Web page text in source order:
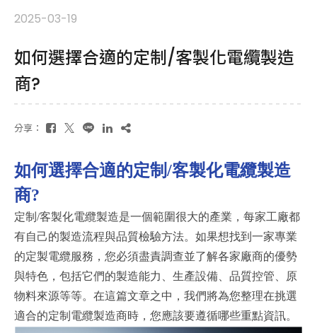
2025-03-19
如何選擇合適的定制/客製化電纜製造
商?
分享：
如何選擇合適的定制/客製化電纜製造
商?
定制 /客製化電纜製造是一個範圍很大的產業，每家工廠都
有自己的製造流程與品質檢驗方法。如果想找到一家專業
的定製電纜服務，您必須盡責調查並了解各家廠商的優勢
與特色，包括它們的製造能力、生產設備、品質控管、原
物料來源等等。在這篇文章之中，我們將為您整理在挑選
適合的定制電纜製造商時，您應該要遵循哪些重點資訊。